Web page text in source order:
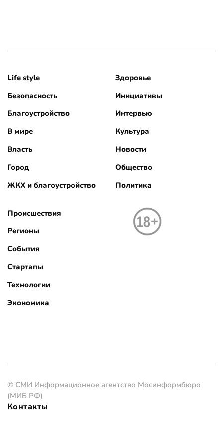
Life style
Безопасность
Благоустройство
В мире
Власть
Город
ЖКХ и благоустройство
Здоровье
Инициативы
Интервью
Культура
Новости
Общество
Политика
Происшествия
Регионы
События
Стартапы
Технологии
Экономика
© СМИ Информационное агентство Мосинформбюро
(МИБ РФ)
Контакты